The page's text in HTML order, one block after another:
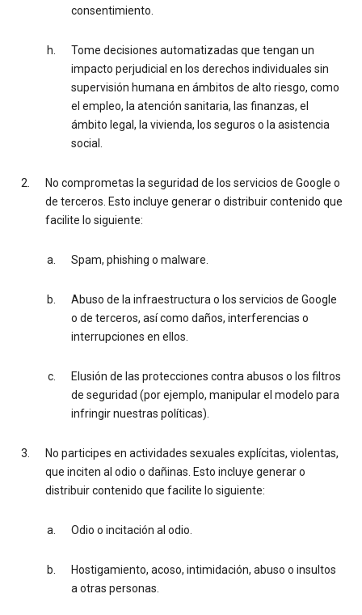
consentimiento.
Tome decisiones automatizadas que tengan un
impacto perjudicial en los derechos individuales sin
supervisión humana en ámbitos de alto riesgo, como
el empleo, la atención sanitaria, las finanzas, el
ámbito legal, la vivienda, los seguros o la asistencia
social.
No comprometas la seguridad de los servicios de Google o
de terceros. Esto incluye generar o distribuir contenido que
facilite lo siguiente:
Spam, phishing o malware.
Abuso de la infraestructura o los servicios de Google
o de terceros, así como daños, interferencias o
interrupciones en ellos.
Elusión de las protecciones contra abusos o los filtros
de seguridad (por ejemplo, manipular el modelo para
infringir nuestras políticas).
No participes en actividades sexuales explícitas, violentas,
que inciten al odio o dañinas. Esto incluye generar o
distribuir contenido que facilite lo siguiente:
Odio o incitación al odio.
Hostigamiento, acoso, intimidación, abuso o insultos
a otras personas.